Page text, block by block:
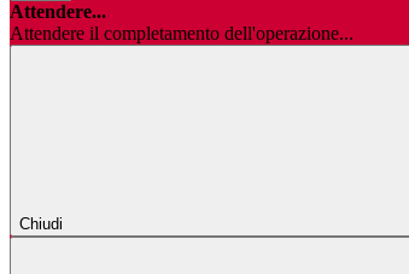
Attendere...
Attendere il completamento dell'operazione...
Chiudi